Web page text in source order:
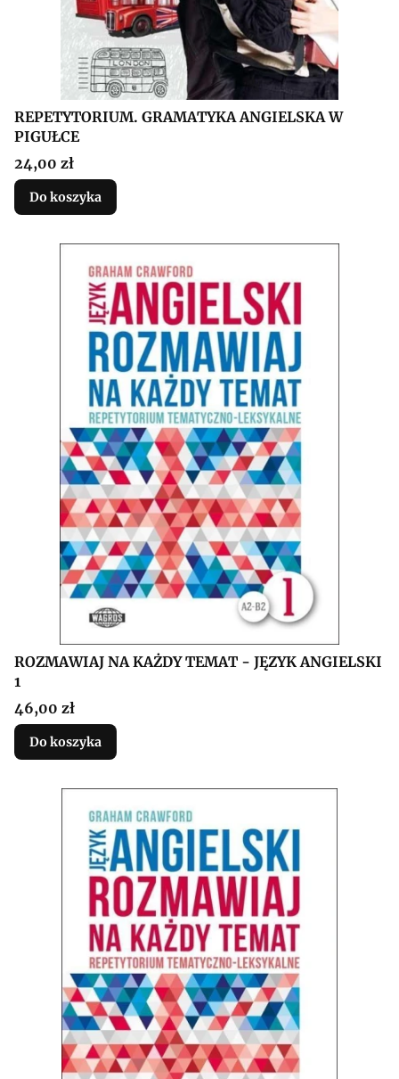
REPETYTORIUM. GRAMATYKA ANGIELSKA W
PIGUŁCE
Cena
24,00 zł
Do koszyka
ROZMAWIAJ NA KAŻDY TEMAT - JĘZYK ANGIELSKI
1
Cena
46,00 zł
Do koszyka